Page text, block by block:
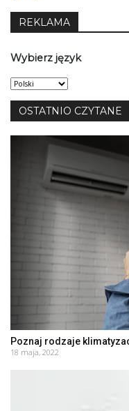
REKLAMA
Wybierz język
Wybierz
język
OSTATNIO CZYTANE
Poznaj rodzaje
18 maja, 2022